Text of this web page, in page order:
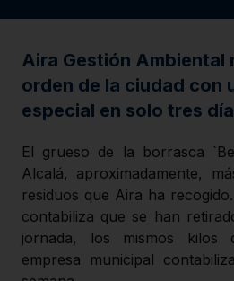
Aira Gestión Ambiental
orden de la ciudad con
especial en solo tres
El grueso de la borrasca
Alcalá, aproximadamente,
residuos que Aira ha
contabiliza que se han
jornada, los mismos kilos
empresa municipal